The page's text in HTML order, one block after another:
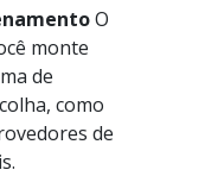
O
monte
de
como
de